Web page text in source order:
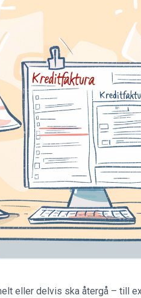
eller delvis ska återgå – till